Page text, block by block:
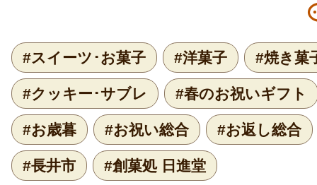
#スイーツ･お菓子 #洋菓子 #焼き菓
#クッキー･サブレ #春のお祝いギフト
#お歳暮 #お祝い総合 #お返し総合
#長井市 #創菓処 日進堂